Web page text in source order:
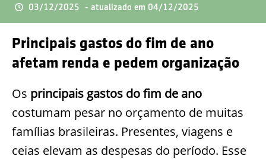
03/12/2025 - atualizado em 04/12/2025
Principais gastos do fim de ano
afetam renda e pedem organização
Os principais gastos do fim de ano
costumam pesar no orçamento de muitas
famílias brasileiras. Presentes, viagens e
ceias elevam as despesas do período. Esse